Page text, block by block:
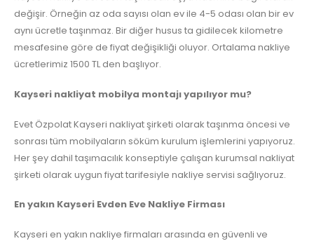
değişir. Örneğin az oda sayısı olan ev ile 4-5 odası olan bir ev
aynı ücretle taşınmaz. Bir diğer husus ta gidilecek kilometre
mesafesine göre de fiyat değişikliği oluyor. Ortalama nakliye
ücretlerimiz 1500 TL den başlıyor.
Kayseri nakliyat mobilya montajı yapılıyor mu?
Evet Özpolat Kayseri nakliyat şirketi olarak taşınma öncesi ve
sonrası tüm mobilyaların söküm kurulum işlemlerini yapıyoruz.
Her şey dahil taşımacılık konseptiyle çalışan kurumsal nakliyat
şirketi olarak uygun fiyat tarifesiyle nakliye servisi sağlıyoruz.
En yakın Kayseri Evden Eve Nakliye Firması
Kayseri en yakın nakliye firmaları arasında en güvenli ve